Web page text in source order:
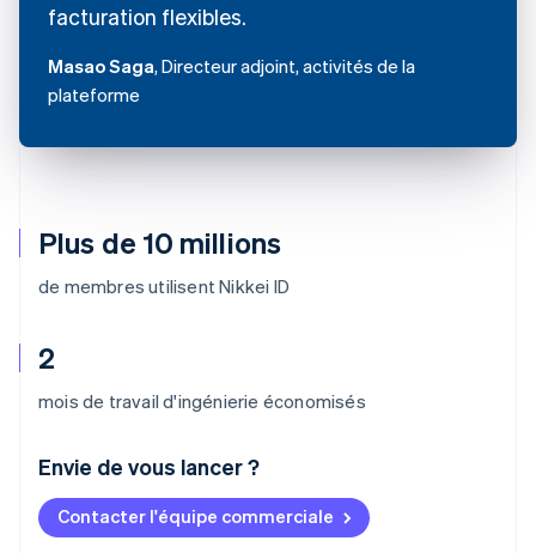
Plus de 10 millions
de membres utilisent Nikkei ID
2
mois de travail d'ingénierie économisés
Envie de vous lancer ?
Contacter l'équipe commerciale
facturation flexibles.
Masao Saga, Directeur adjoint, activités de la
plateforme
Allemagne